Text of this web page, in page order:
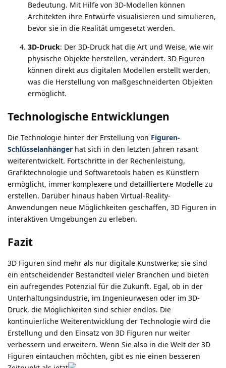
Bedeutung. Mit Hilfe von 3D-Modellen können
Architekten ihre Entwürfe visualisieren und simulieren,
bevor sie in die Realität umgesetzt werden.
3D-Druck: Der 3D-Druck hat die Art und Weise, wie wir
physische Objekte herstellen, verändert. 3D Figuren
können direkt aus digitalen Modellen erstellt werden,
was die Herstellung von maßgeschneiderten Objekten
ermöglicht.
Technologische Entwicklungen
Die Technologie hinter der Erstellung von Figuren-
Schlüsselanhänger hat sich in den letzten Jahren rasant
weiterentwickelt. Fortschritte in der Rechenleistung,
Grafiktechnologie und Softwaretools haben es Künstlern
ermöglicht, immer komplexere und detailliertere Modelle zu
erstellen. Darüber hinaus haben Virtual-Reality-
Anwendungen neue Möglichkeiten geschaffen, 3D Figuren in
interaktiven Umgebungen zu erleben.
Fazit
3D Figuren sind mehr als nur digitale Kunstwerke; sie sind
ein entscheidender Bestandteil vieler Branchen und bieten
ein aufregendes Potenzial für die Zukunft. Egal, ob in der
Unterhaltungsindustrie, im Ingenieurwesen oder im 3D-
Druck, die Möglichkeiten sind schier endlos. Die
kontinuierliche Weiterentwicklung der Technologie wird die
Erstellung und den Einsatz von 3D Figuren nur weiter
verbessern und erweitern. Wenn Sie also in die Welt der 3D
Figuren eintauchen möchten, gibt es nie einen besseren